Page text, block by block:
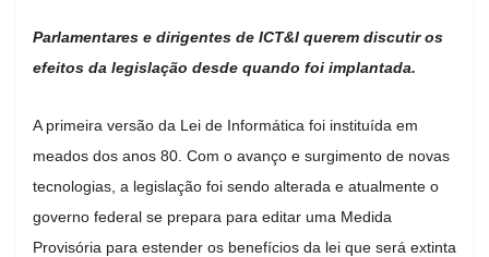
Parlamentares e dirigentes de ICT&I querem discutir os
efeitos da legislação desde quando foi implantada.
A primeira versão da Lei de Informática foi instituída em
meados dos anos 80. Com o avanço e surgimento de novas
tecnologias, a legislação foi sendo alterada e atualmente o
governo federal se prepara para editar uma Medida
Provisória para estender os benefícios da lei que será extinta